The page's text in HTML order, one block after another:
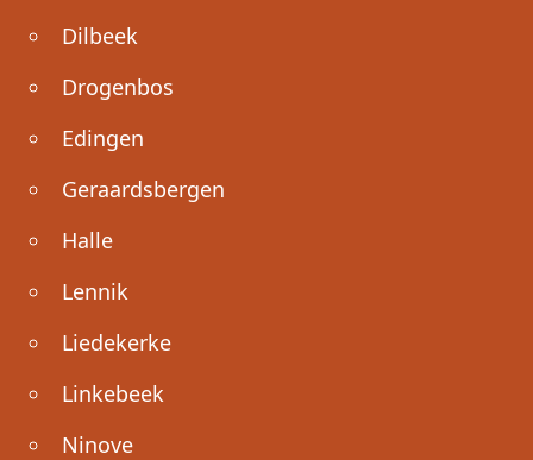
Dilbeek
Drogenbos
Edingen
Geraardsbergen
Halle
Lennik
Liedekerke
Linkebeek
Ninove